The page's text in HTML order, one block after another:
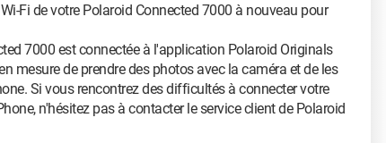
Fi de votre Polaroid Connected 7000 à nouveau pour
7000 est connectée à l'application Polaroid Originals
mesure de prendre des photos avec la caméra et de les
Si vous rencontrez des difficultés à connecter votre
n'hésitez pas à contacter le service client de Polaroid